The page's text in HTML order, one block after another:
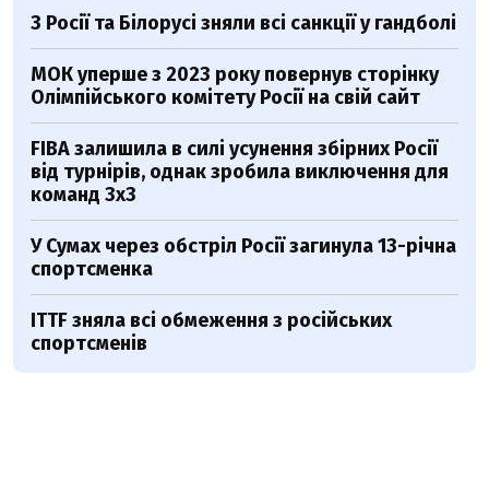
З Росії та Білорусі зняли всі санкції у гандболі
МОК уперше з 2023 року повернув сторінку
Олімпійського комітету Росії на свій сайт
FIBA залишила в силі усунення збірних Росії
від турнірів, однак зробила виключення для
команд 3х3
У Сумах через обстріл Росії загинула 13-річна
спортсменка
ITTF зняла всі обмеження з російських
спортсменів